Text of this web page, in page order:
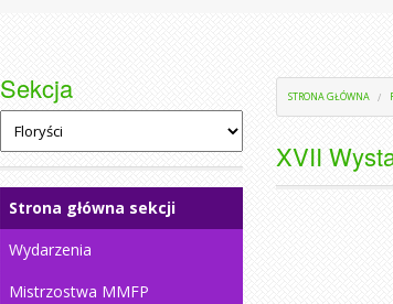
Sekcja
Strona główna sekcji
Wydarzenia
Mistrzostwa MMFP
STRONA GŁÓWNA
XVII